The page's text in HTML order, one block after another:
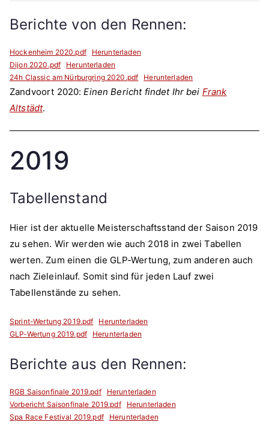
Berichte von den Rennen:
Hockenheim 2020.pdf
Herunterladen
Dijon 2020.pdf
Herunterladen
24h Classic am Nürburgring 2020.pdf
Herunterladen
Zandvoort 2020:Einen Bericht findet Ihr bei Frank
Altstädt.
2019
Tabellenstand
Hier ist der aktuelle Meisterschaftsstand der Saison 2019
zu sehen. Wir werden wie auch 2018 in zwei Tabellen
werten. Zum einen die GLP-Wertung, zum anderen auch
nach Zieleinlauf. Somit sind für jeden Lauf zwei
Tabellenstände zu sehen.
Sprint-Wertung 2019.pdf
Herunterladen
GLP-Wertung 2019.pdf
Herunterladen
Berichte aus den Rennen:
RGB Saisonfinale 2019.pdf
Herunterladen
Vorbericht Saisonfinale 2019.pdf
Herunterladen
Spa Race Festival 2019.pdf
Herunterladen